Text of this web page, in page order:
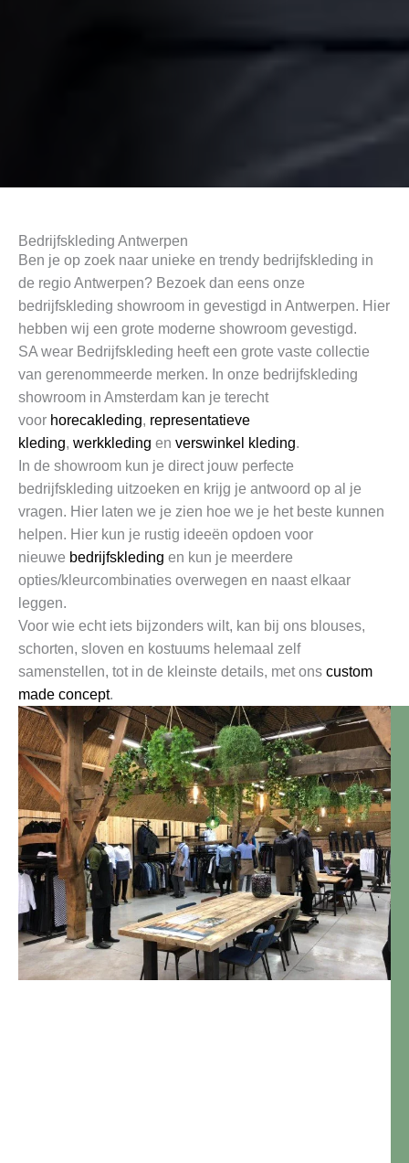
Bedrijfskleding Antwerpen
Ben je op zoek naar unieke en trendy bedrijfskleding in
de regio Antwerpen? Bezoek dan eens onze
bedrijfskleding showroom in gevestigd in Antwerpen. Hier
hebben wij een grote moderne showroom gevestigd.
SA wear Bedrijfskleding heeft een grote vaste collectie
van gerenommeerde merken. In onze bedrijfskleding
showroom in Amsterdam kan je terecht
voor horecakleding, representatieve
kleding, werkkleding en verswinkel kleding.
In de showroom kun je direct jouw perfecte
bedrijfskleding uitzoeken en krijg je antwoord op al je
vragen. Hier laten we je zien hoe we je het beste kunnen
helpen. Hier kun je rustig ideeën opdoen voor
nieuwe bedrijfskleding en kun je meerdere
opties/kleurcombinaties overwegen en naast elkaar
leggen.
Voor wie echt iets bijzonders wilt, kan bij ons blouses,
schorten, sloven en kostuums helemaal zelf
samenstellen, tot in de kleinste details, met ons custom
made concept.